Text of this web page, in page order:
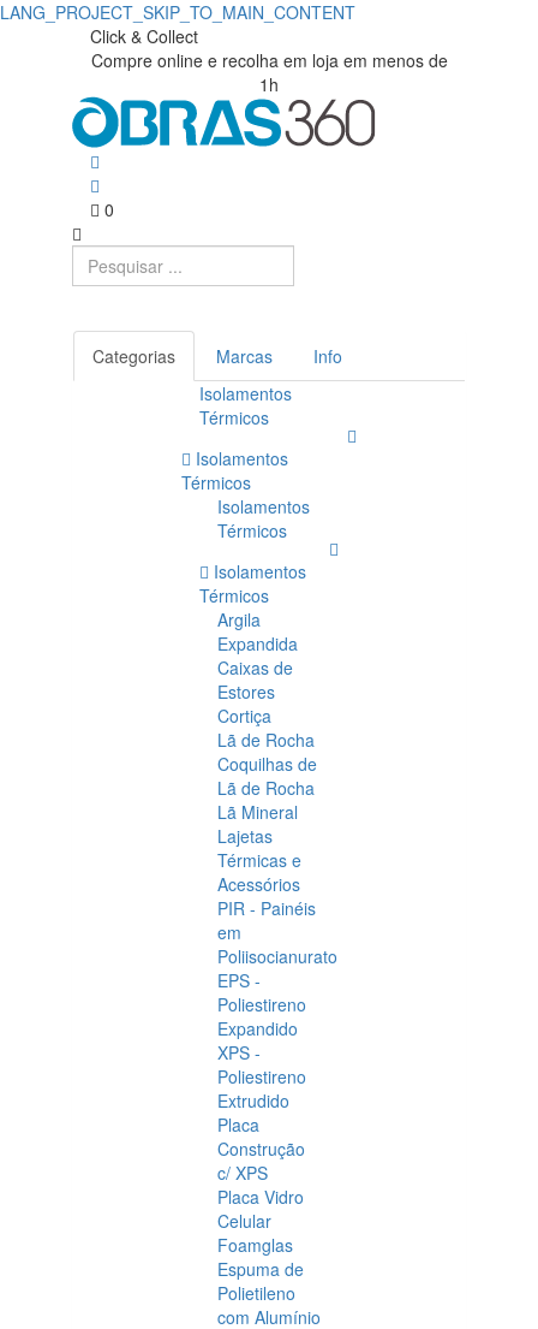
LANG_PROJECT_SKIP_TO_MAIN_CONTENT
Click & Collect
Compre online e recolha em loja em menos de
1h
0
Categorias Marcas
Info
Isolamentos
Térmicos
Isolamentos
Térmicos
Isolamentos
Térmicos
Isolamentos
Térmicos
Argila
Expandida
Caixas de
Estores
Cortiça
Lã de Rocha
Coquilhas de
Lã de Rocha
Lã Mineral
Lajetas
Térmicas e
Acessórios
PIR - Painéis
em
Poliisocianurato
EPS -
Poliestireno
Expandido
XPS -
Poliestireno
Extrudido
Placa
Construção
c/ XPS
Placa Vidro
Celular
Foamglas
Espuma de
Polietileno
com Alumínio